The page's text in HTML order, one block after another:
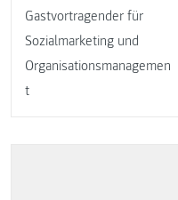
Gastvortragender für
Sozialmarketing und
Organisationsmanagemen
t